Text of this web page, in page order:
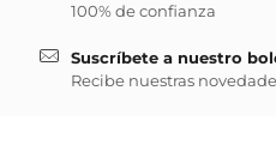
100% de confianza
Suscríbete a nuestro
Recibe nuestras